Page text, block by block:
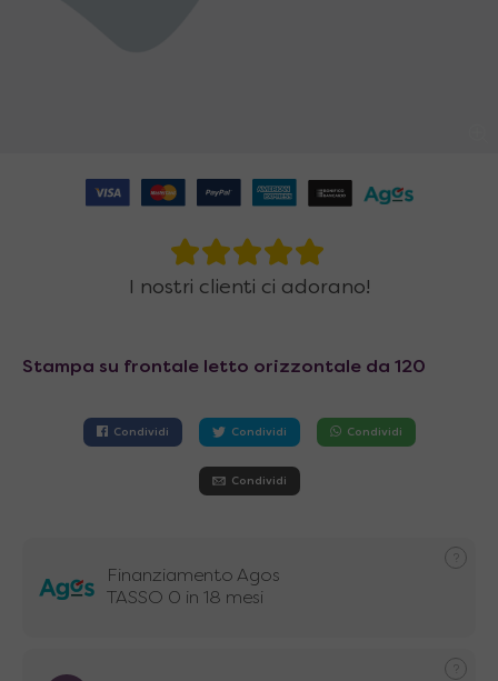
I nostri clienti ci adorano!
Stampa su frontale letto orizzontale da 120
Condividi Condividi Condividi
Condividi
Finanziamento Agos
TASSO 0 in 18 mesi